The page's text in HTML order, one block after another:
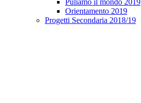
Puliamo il mondo 2019
Orientamento 2019
Progetti Secondaria 2018/19